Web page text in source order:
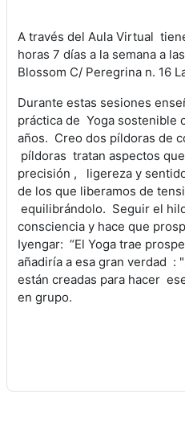
A través del Aula Virtual
horas 7 días a la semana a
Blossom C/ Peregrina n. 16
Durante estas sesiones
práctica de Yoga sostenible
años. Creo dos píldoras de
píldoras tratan aspectos
precisión , ligereza y
de los que liberamos de
equilibrándolo. Seguir el
consciencia y hace que
Iyengar: “El Yoga trae
añadiría a esa gran verdad :
están creadas para hacer
en grupo.